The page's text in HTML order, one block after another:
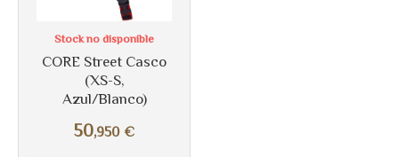
CORE Street Casco
(XS-S,
Azul/Blanco)
50,950 €
Stock no disponible
Más info